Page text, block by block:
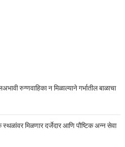
रुग्णवाहिका न मिळाल्याने गर्भातील बाळाचा
स्थळांवर मिळणार दर्जेदार आणि पौष्टिक अन्न सेवा